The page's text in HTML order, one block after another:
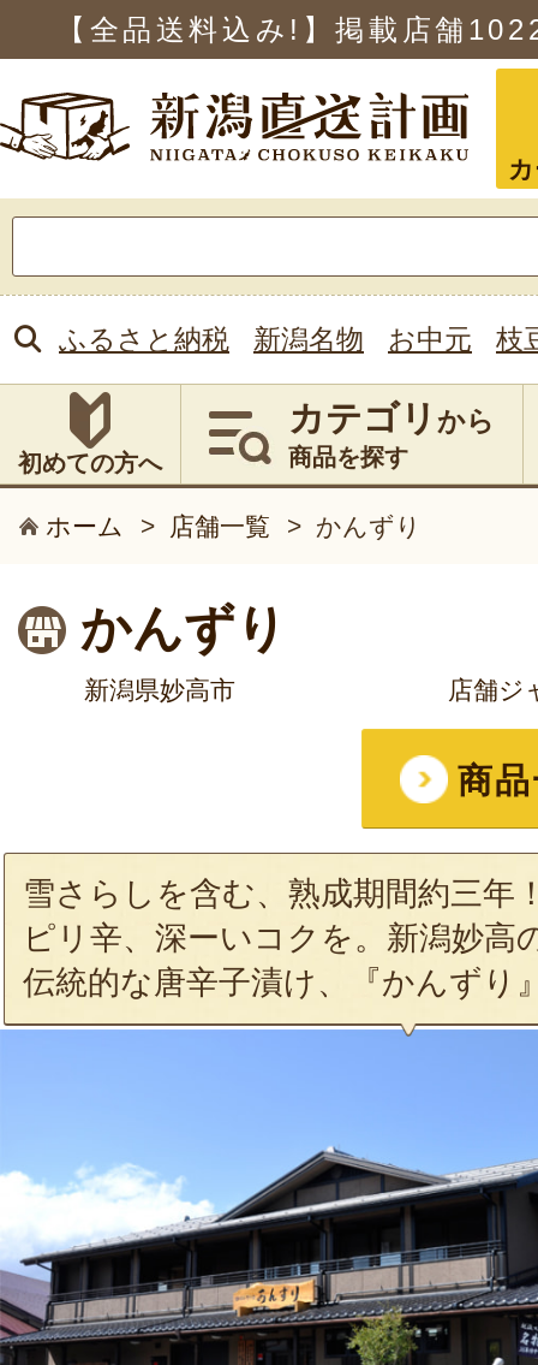
【全品送料込み!】掲載店舗
索:
ふるさと納税 新潟名物 お中元 枝
初めての方へ
カテゴリ から
商品を探す
ホーム > 店舗一覧 > かんずり
かんずり
新潟県妙高市 店舗ジ
商
雪さらしを含む、熟成期間約三年
ピリ辛、深ーいコクを。新潟妙高
伝統的な唐辛子漬け、『かんずり